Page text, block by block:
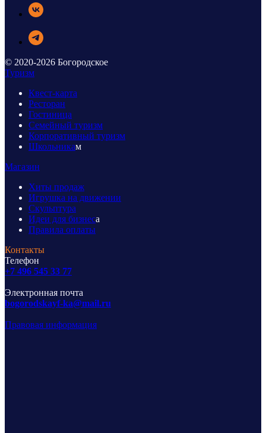
© 2020-2026 Богородское
Туризм
Квест-карта
Ресторан
Гостиница
Семейный туризм
Корпоративный туризм
Школьникам
Магазин
Хиты продаж
Игрушка на движении
Скульптура
Идеи для бизнеса
Правила оплаты
Контакты
Телефон
+7 496 545 33 77
Электронная почта
bogorodskayf-ka@mail.ru
Правовая информация